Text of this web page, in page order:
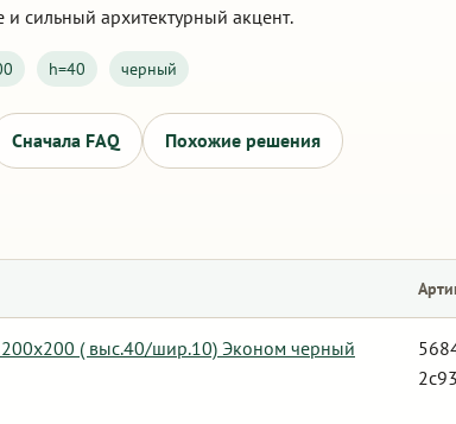
сильный архитектурный акцент.
h=40 черный
Сначала FAQ Похожие решения
200х200 ( выс.40/шир.10) Эконом черный